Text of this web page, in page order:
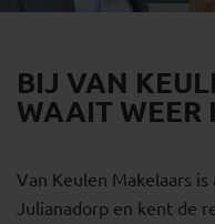
BIJ VAN
WAAIT WEER
Van Keulen Makelaars
Julianadorp en kent de